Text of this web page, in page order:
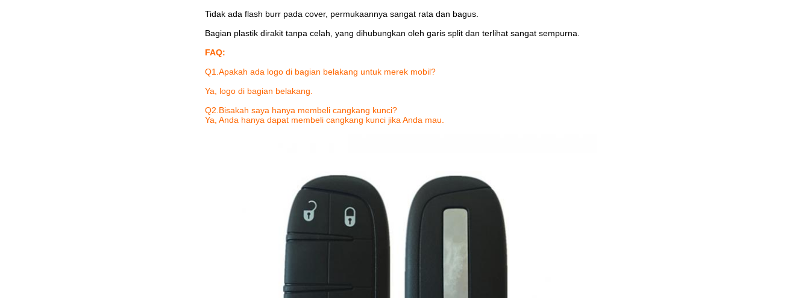
Tidak ada flash burr pada cover, permukaannya sangat rata dan bagus.
Bagian plastik dirakit tanpa celah, yang dihubungkan oleh garis split dan terlihat sangat sempurna.
FAQ:
Q1.Apakah ada logo di bagian belakang untuk merek mobil?
Ya, logo di bagian belakang.
Q2.Bisakah saya hanya membeli cangkang kunci?
Ya, Anda hanya dapat membeli cangkang kunci jika Anda mau.